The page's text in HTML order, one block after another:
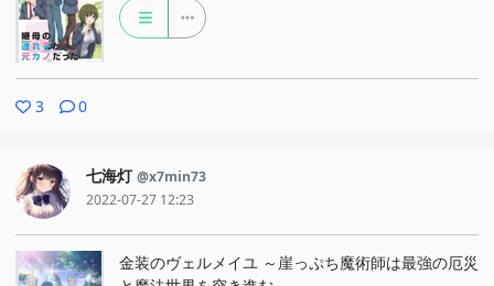
3 0
七海灯 @x7min73
2022-07-27 12:23
金装のヴェルメイユ ～崖っぷち魔術師は最強の厄災